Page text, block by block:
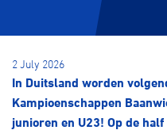
Shop
Producten en diensten
2 July 2026
In Duitsland worden
Kampioenschappen
junioren en U23! Op de
BMX freestyle